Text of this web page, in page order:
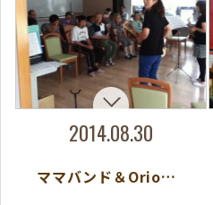
2014.08.30
ママバンド＆Orion演奏会